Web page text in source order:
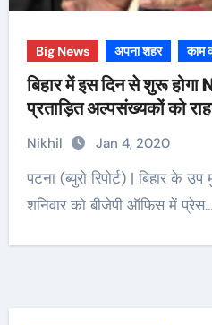
Big News अपना शहर काम
बिहार में इस दिन से शुरू होगा
प्रताड़ित अल्पसंख्यकों को
Nikhil Jan 4, 2020
पटना (ब्युरो रिपोर्ट) | बिहार के उप मुख्यमंत्री सुशील कुमार मोदी ने
शनिवार को बीजेपी ऑफिस में प्रेस…